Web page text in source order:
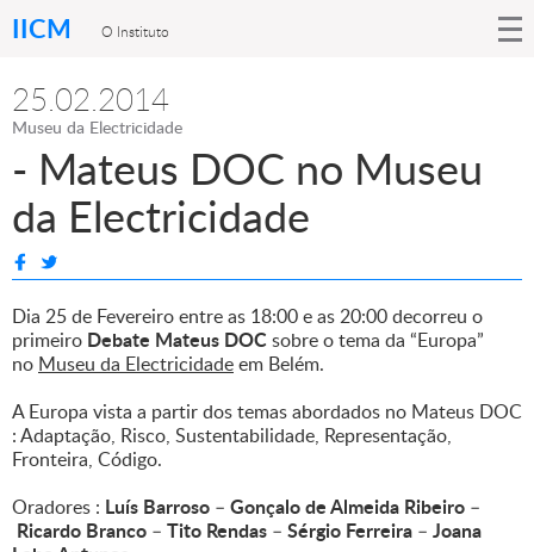
IICM O Instituto
25.02.2014
Museu da Electricidade
- Mateus DOC no Museu
da Electricidade
Dia 25 de Fevereiro entre as 18:00 e as 20:00 decorreu o
primeiro Debate Mateus DOC sobre o tema da “Europa”
no Museu da Electricidadeem Belém.
A Europa vista a partir dos temas abordados no Mateus DOC
: Adaptação, Risco, Sustentabilidade, Representação,
Fronteira, Código.
Oradores : Luís Barroso – Gonçalo de Almeida Ribeiro –
Ricardo Branco – Tito Rendas – Sérgio Ferreira – Joana